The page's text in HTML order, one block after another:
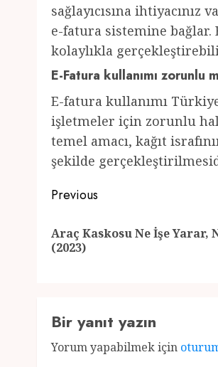
sağlayıcısına ihtiyacınız
e-fatura sistemine
kolaylıkla
E-Fatura kullanımı zorunlu
E-fatura kullanımı
işletmeler için zorunlu
temel amacı, kağıt
şekilde
Post
navigation
Previous
Araç Kaskosu Ne İşe Yarar,
(2023)
Bir yanıt yazın
Yorum yapabilmek için